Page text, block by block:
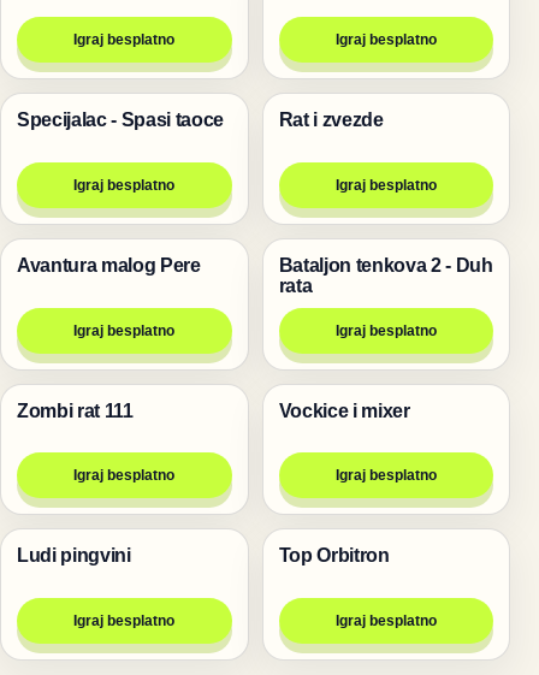
Igraj besplatno Igraj besplatno
Pucanje
Specijalac - Spasi taoce
Igraj besplatno
Pucanje
Rat i zvezde
Igraj besplatno
Pucanje
Avantura malog Pere
Igraj besplatno
Pucanje
Bataljon tenkova 2 - Duh
rata
Igraj besplatno
Pucanje
Zombi rat 111
Igraj besplatno
Pucanje
Vockice i mixer
Igraj besplatno
Pucanje
Ludi pingvini
Igraj besplatno
Pucanje
Top Orbitron
Igraj besplatno